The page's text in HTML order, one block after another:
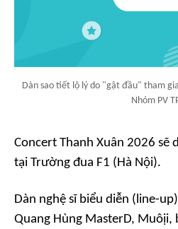
Dàn sao tiết lộ lý do "gật đầu" tham
Nhóm PV
Concert Thanh Xuân 2026 sẽ
tại Trường đua F1 (Hà Nội).
Dàn nghệ sĩ biểu diễn (line-up
Quang Hùng MasterD, Muôịi,